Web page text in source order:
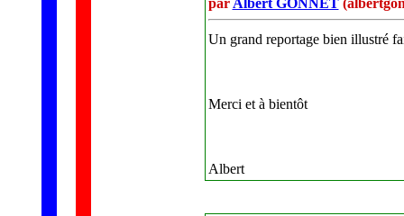
parAlbert GONNET
Un grand reportage bien illustré
Merci et à bientôt
Albert